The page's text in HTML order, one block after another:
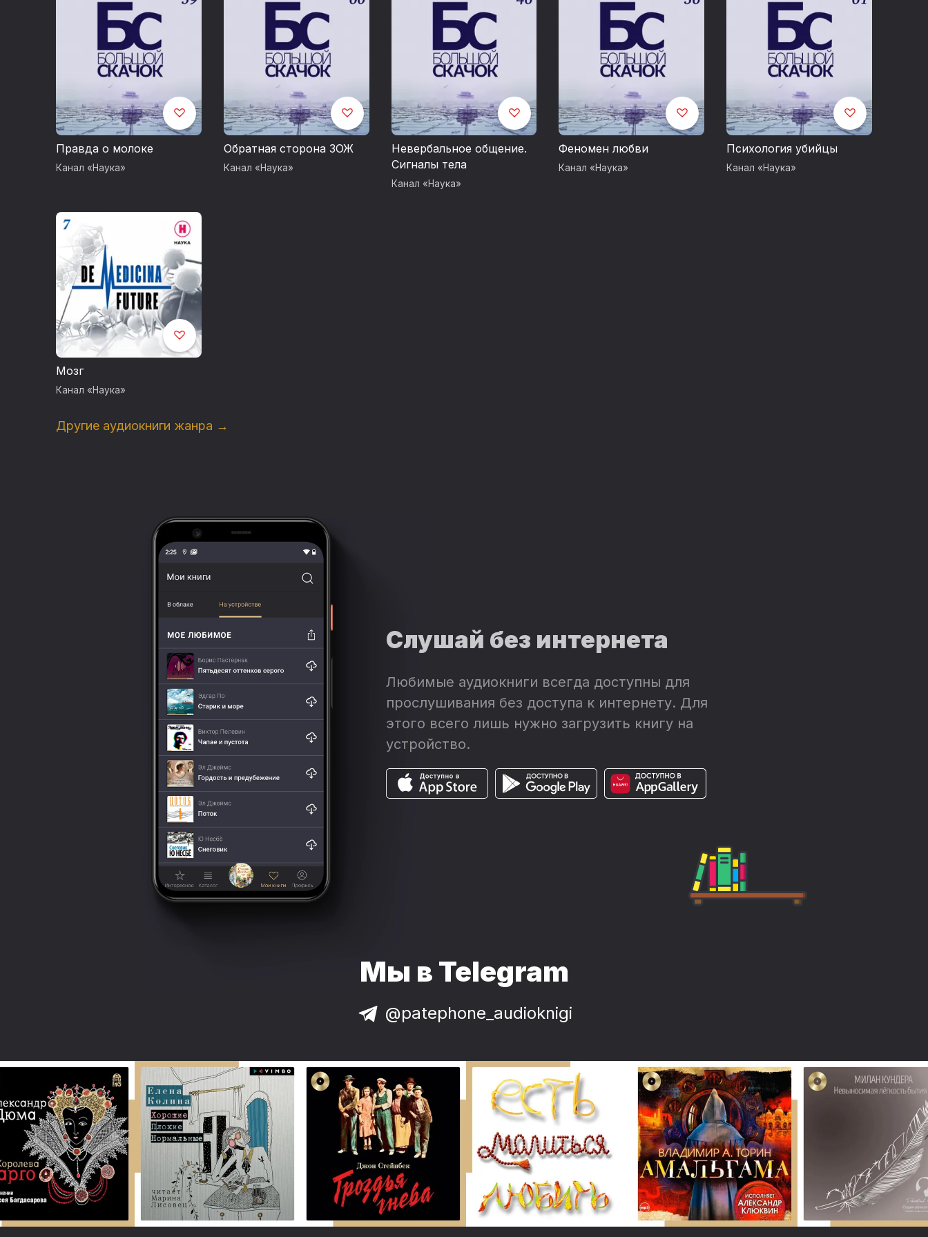
Правда о молоке
Канал «Наука»
Обратная сторона ЗОЖ
Канал «Наука»
Невербальное общение.
Сигналы тела
Канал «Наука»
Феномен любви
Канал «Наука»
Психология убийцы
Канал «Наука»
Мозг
Канал «Наука»
Другие аудиокниги жанра →
Слушай без интернета
Любимые аудиокниги всегда доступны для
прослушивания без доступа к интернету. Для
этого всего лишь нужно загрузить книгу на
устройство.
Мы в Telegram
@patephone_audioknigi